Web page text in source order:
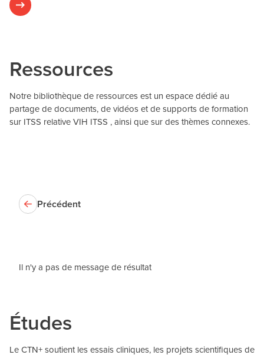
Ressources
Notre bibliothèque de ressources est un espace dédié au
partage de documents, de vidéos et de supports de formation
sur ITSS relative VIH ITSS , ainsi que sur des thèmes connexes.
Précédent
Il n'y a pas de message de résultat
Études
Le CTN+ soutient les essais cliniques, les projets scientifiques de